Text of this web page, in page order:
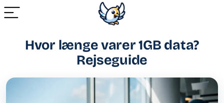
Hvor længe varer 1GB data?
Rejseguide